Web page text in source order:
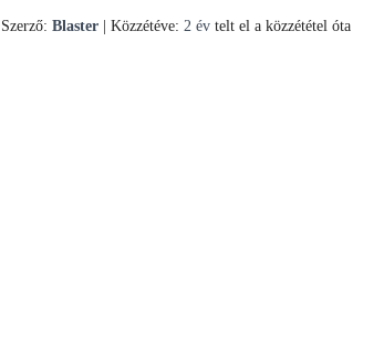
Szerző: Blaster | Közzétéve: 2 év telt el a közzététel óta